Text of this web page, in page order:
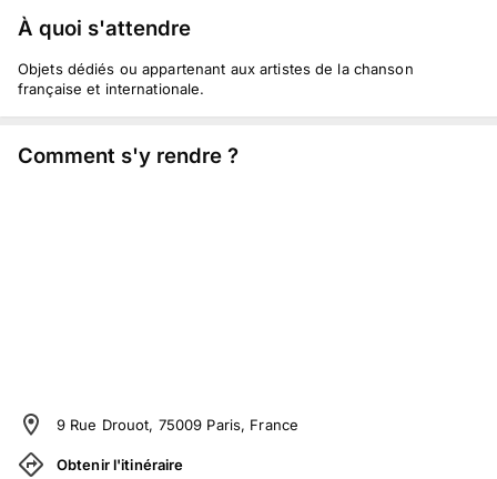
À quoi s'attendre
Objets dédiés ou appartenant aux artistes de la chanson
française et internationale.
Comment s'y rendre ?
9 Rue Drouot, 75009 Paris, France
Obtenir l'itinéraire